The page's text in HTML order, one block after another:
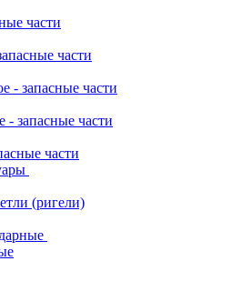
части
части
- запасные части
запасные части
части
(ригели)